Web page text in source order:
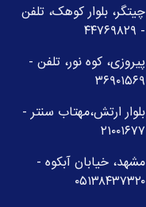
چیتگر، بلوار کوهک، تلفن
- ۴۴۷۶۹۸۲۹
پیروزی، کوه نور، تلفن -
۳۶۹۰۱۵۶۹
بلوار ارتش،مهتاب سنتر -
۲۱۰۰۱۶۷۷
مشهد، خیابان آبکوه -
۰۵۱۳۸۴۳۷۳۲۰